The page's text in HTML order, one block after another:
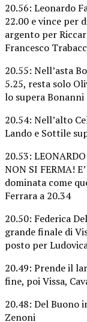
20.56: Leonardo
22.00 e vince per
argento per
Francesco
20.55: Nell’asta
5.25, resta solo
lo supera
20.54: Nell’alto
Lando e Sottile
20.53:
NON SI FERMA!
dominata come
Ferrara a 20.34
20.50: Federica
grande finale di
posto per
20.49: Prende il
fine, poi Vissa,
20.48: Del Buono
Zenoni